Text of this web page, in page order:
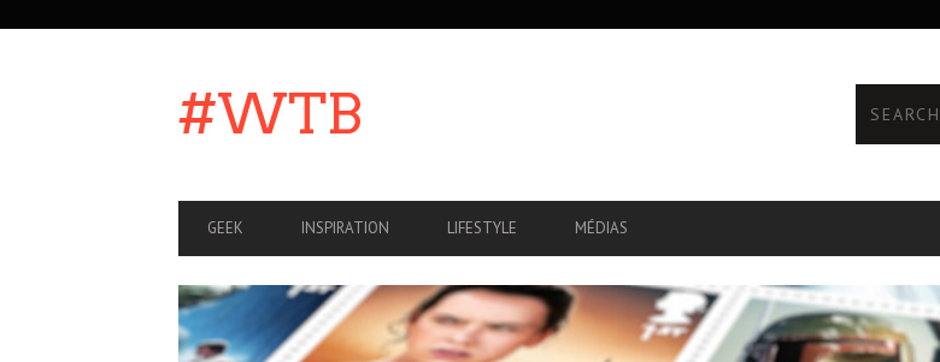
#WTB
PRIMARY
NAVIGATION
GEEK INSPIRATION LIFESTYLE MÉDIAS